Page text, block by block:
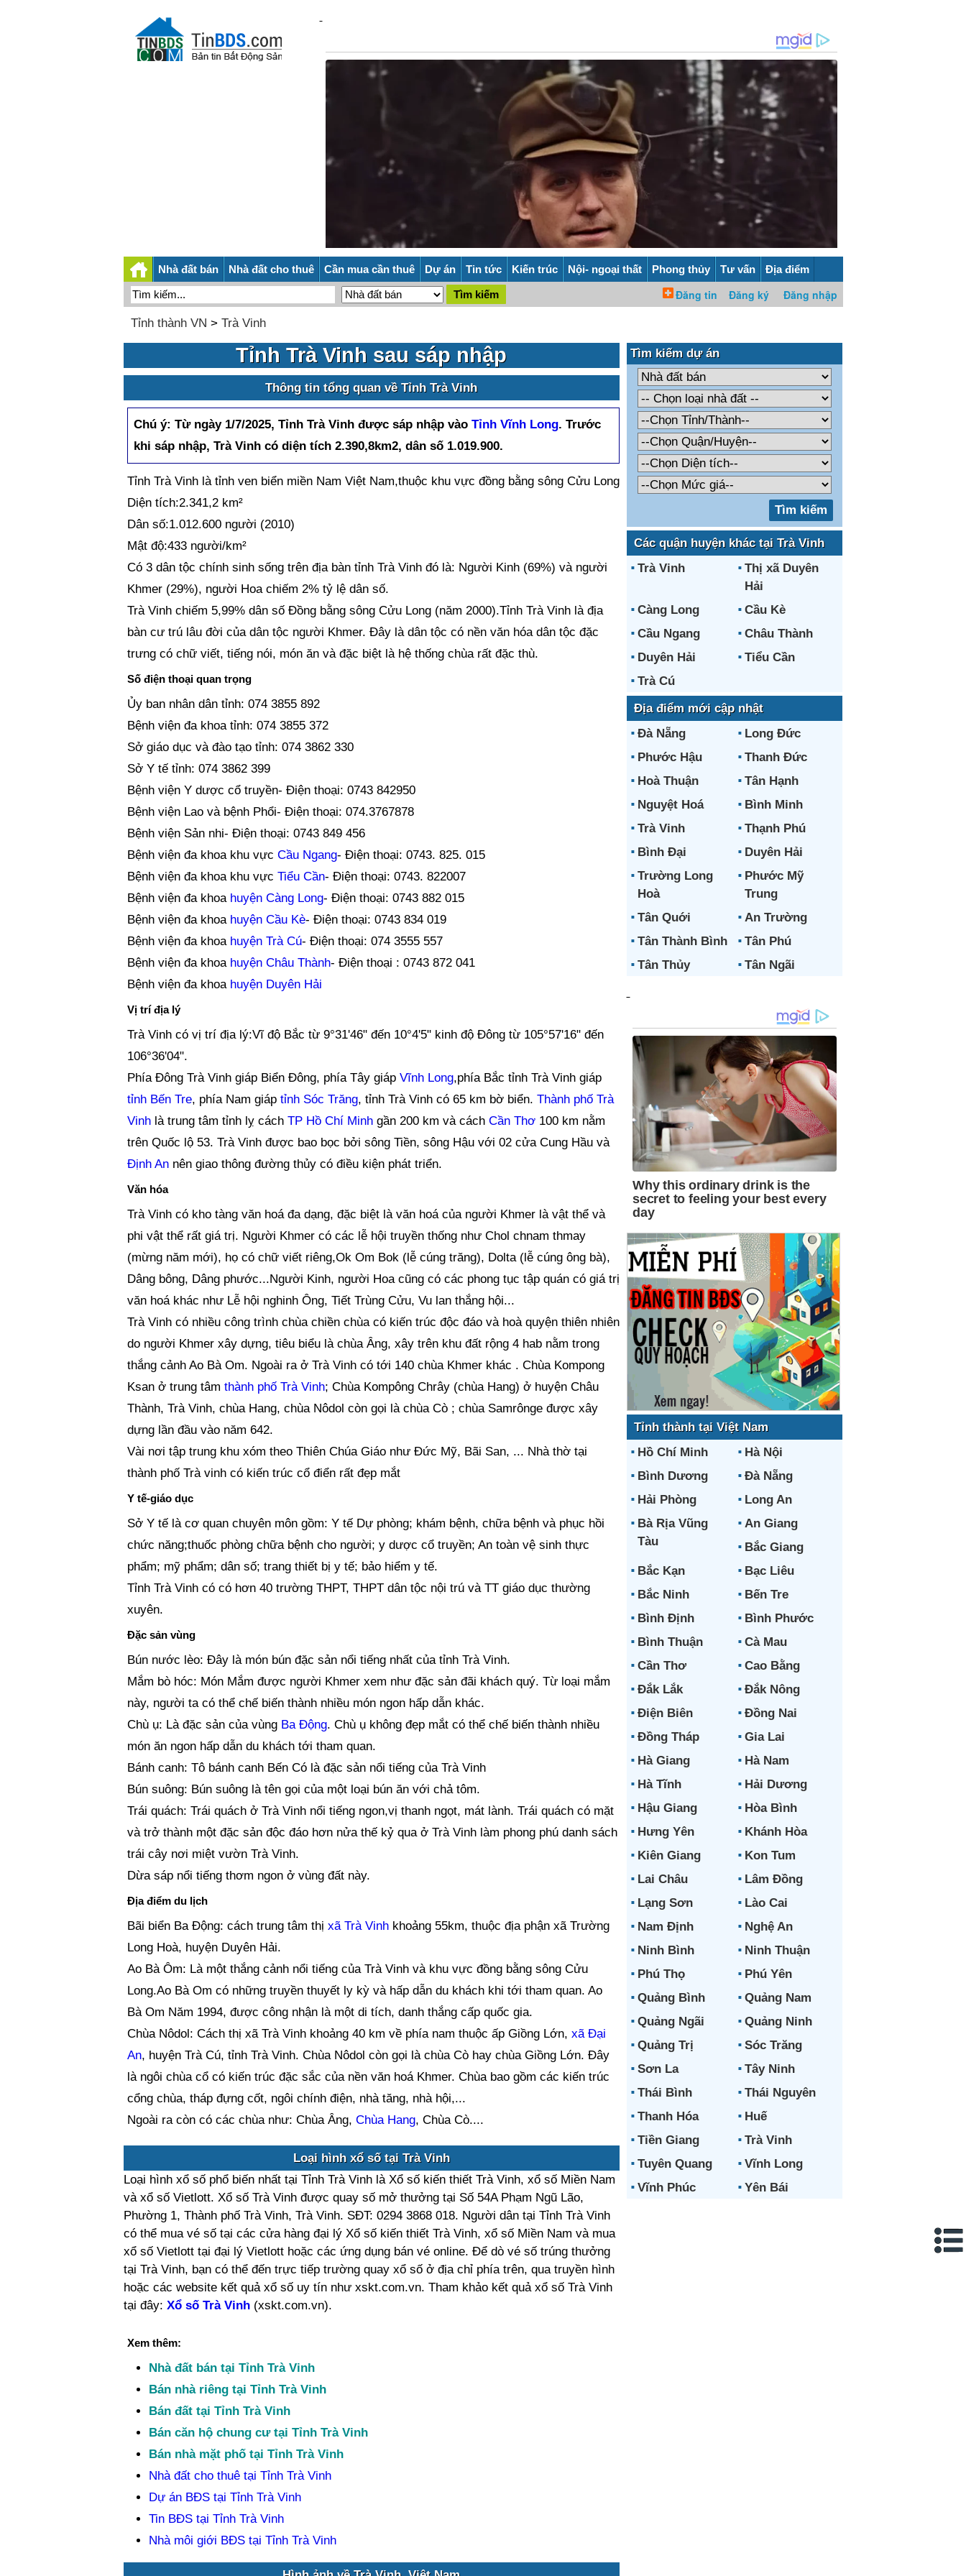
Nhà đất bán Nhà đất cho thuê Cần mua cần thuê Dự án Tin tức Kiến trúc Nội- ngoại thất Phong thủy Tư vấn Địa điểm
Tỉnh thành VN > Trà Vinh
Tỉnh Trà Vinh sau sáp nhập
Thông tin tổng quan về Tỉnh Trà Vinh
Chú ý: Từ ngày 1/7/2025, Tỉnh Trà Vinh được sáp nhập vào Tỉnh Vĩnh Long. Trước
khi sáp nhập, Trà Vinh có diện tích 2.390,8km2, dân số 1.019.900.
Tỉnh Trà Vinh là tỉnh ven biển miền Nam Việt Nam,thuộc khu vực đồng bằng sông Cửu Long
Diện tích:2.341,2 km²
Dân số:1.012.600 người (2010)
Mật độ:433 người/km²
Có 3 dân tộc chính sinh sống trên địa bàn tỉnh Trà Vinh đó là: Người Kinh (69%) và người
Khmer (29%), người Hoa chiếm 2% tỷ lệ dân số.
Trà Vinh chiếm 5,99% dân số Đồng bằng sông Cửu Long (năm 2000).Tỉnh Trà Vinh là địa
bàn cư trú lâu đời của dân tộc người Khmer. Đây là dân tộc có nền văn hóa dân tộc đặc
trưng có chữ viết, tiếng nói, món ăn và đặc biệt là hệ thống chùa rất đặc thù.
Số điện thoại quan trọng
Ủy ban nhân dân tỉnh: 074 3855 892
Bệnh viện đa khoa tỉnh: 074 3855 372
Sở giáo dục và đào tạo tỉnh: 074 3862 330
Sở Y tế tỉnh: 074 3862 399
Bệnh viện Y dược cổ truyền- Điện thoại: 0743 842950
Bệnh viện Lao và bệnh Phổi- Điện thoại: 074.3767878
Bệnh viện Sản nhi- Điện thoại: 0743 849 456
Bệnh viện đa khoa khu vực Cầu Ngang- Điện thoại: 0743. 825. 015
Bệnh viện đa khoa khu vực Tiểu Cần- Điện thoại: 0743. 822007
Bệnh viện đa khoa huyện Càng Long- Điện thoại: 0743 882 015
Bệnh viện đa khoa huyện Cầu Kè- Điện thoại: 0743 834 019
Bệnh viện đa khoa huyện Trà Cú- Điện thoại: 074 3555 557
Bệnh viện đa khoa huyện Châu Thành- Điện thoại : 0743 872 041
Bệnh viện đa khoa huyện Duyên Hải
Vị trí địa lý
Trà Vinh có vị trí địa lý:Vĩ độ Bắc từ 9°31'46" đến 10°4'5" kinh độ Đông từ 105°57'16" đến
106°36'04".
Phía Đông Trà Vinh giáp Biển Đông, phía Tây giáp Vĩnh Long,phía Bắc tỉnh Trà Vinh giáp
tỉnh Bến Tre, phía Nam giáp tỉnh Sóc Trăng, tỉnh Trà Vinh có 65 km bờ biển. Thành phố Trà
Vinhlà trung tâm tỉnh lỵ cách TP Hồ Chí Minhgần 200 km và cách Cần Thơ100 km nằm
trên Quốc lộ 53. Trà Vinh được bao bọc bởi sông Tiền, sông Hậu với 02 cửa Cung Hầu và
Định Annên giao thông đường thủy có điều kiện phát triển.
Văn hóa
Trà Vinh có kho tàng văn hoá đa dạng, đặc biệt là văn hoá của người Khmer là vật thể và
phi vật thể rất giá trị. Người Khmer có các lễ hội truyền thống như Chol chnam thmay
(mừng năm mới), họ có chữ viết riêng,Ok Om Bok (lễ cúng trăng), Dolta (lễ cúng ông bà),
Dâng bông, Dâng phước...Người Kinh, người Hoa cũng có các phong tục tập quán có giá trị
văn hoá khác như Lễ hội nghinh Ông, Tiết Trùng Cửu, Vu lan thắng hội...
Trà Vinh có nhiều công trình chùa chiền chùa có kiến trúc độc đáo và hoà quyện thiên nhiên
do người Khmer xây dựng, tiêu biểu là chùa Âng, xây trên khu đất rộng 4 hab nằm trong
thắng cảnh Ao Bà Om. Ngoài ra ở Trà Vinh có tới 140 chùa Khmer khác . Chùa Kompong
Ksan ở trung tâm thành phố Trà Vinh; Chùa Kompông Chrây (chùa Hang) ở huyện Châu
Thành, Trà Vinh, chùa Hang, chùa Nôdol còn gọi là chùa Cò ; chùa Samrônge được xây
dựng lần đầu vào năm 642.
Vài nơi tập trung khu xóm theo Thiên Chúa Giáo như Đức Mỹ, Bãi San, ... Nhà thờ tại
thành phố Trà vinh có kiến trúc cổ điển rất đẹp mắt
Y tế-giáo dục
Sở Y tế là cơ quan chuyên môn gồm: Y tế Dự phòng; khám bệnh, chữa bệnh và phục hồi
chức năng;thuốc phòng chữa bệnh cho người; y dược cổ truyền; An toàn vệ sinh thực
phẩm; mỹ phẩm; dân số; trang thiết bị y tế; bảo hiểm y tế.
Tỉnh Trà Vinh có có hơn 40 trường THPT, THPT dân tộc nội trú và TT giáo dục thường
xuyên.
Đặc sản vùng
Bún nước lèo: Đây là món bún đặc sản nổi tiếng nhất của tỉnh Trà Vinh.
Mắm bò hóc: Món Mắm được người Khmer xem như đặc sản đãi khách quý. Từ loại mắm
này, người ta có thể chế biến thành nhiều món ngon hấp dẫn khác.
Chù ụ: Là đặc sản của vùng Ba Động. Chù ụ không đẹp mắt có thể chế biến thành nhiều
món ăn ngon hấp dẫn du khách tới tham quan.
Bánh canh: Tô bánh canh Bến Có là đặc sản nổi tiếng của Trà Vinh
Bún suông: Bún suông là tên gọi của một loại bún ăn với chả tôm.
Trái quách: Trái quách ở Trà Vinh nổi tiếng ngon,vị thanh ngọt, mát lành. Trái quách có mặt
và trở thành một đặc sản độc đáo hơn nửa thế kỷ qua ở Trà Vinh làm phong phú danh sách
trái cây nơi miệt vườn Trà Vinh.
Dừa sáp nổi tiếng thơm ngon ở vùng đất này.
Địa điểm du lịch
Bãi biển Ba Động: cách trung tâm thị xã Trà Vinhkhoảng 55km, thuộc địa phận xã Trường
Long Hoà, huyện Duyên Hải.
Ao Bà Ôm: Là một thắng cảnh nổi tiếng của Trà Vinh và khu vực đồng bằng sông Cửu
Long.Ao Bà Om có những truyền thuyết ly kỳ và hấp dẫn du khách khi tới tham quan. Ao
Bà Om Năm 1994, được công nhận là một di tích, danh thắng cấp quốc gia.
Chùa Nôdol: Cách thị xã Trà Vinh khoảng 40 km về phía nam thuộc ấp Giồng Lớn, xã Đại
An, huyện Trà Cú, tỉnh Trà Vinh. Chùa Nôdol còn gọi là chùa Cò hay chùa Giồng Lớn. Đây
là ngôi chùa cổ có kiến trúc đặc sắc của nền văn hoá Khmer. Chùa bao gồm các kiến trúc
cổng chùa, tháp đựng cốt, ngôi chính điện, nhà tăng, nhà hội,...
Ngoài ra còn có các chùa như: Chùa Âng, Chùa Hang, Chùa Cò....
Loại hình xổ số tại Trà Vinh
Loại hình xổ số phổ biến nhất tại Tỉnh Trà Vinh là Xổ số kiến thiết Trà Vinh, xổ số Miền Nam
và xổ số Vietlott. Xổ số Trà Vinh được quay số mở thưởng tại Số 54A Phạm Ngũ Lão,
Phường 1, Thành phố Trà Vinh, Trà Vinh. SĐT: 0294 3868 018. Người dân tại Tỉnh Trà Vinh
có thể mua vé số tại các cửa hàng đại lý Xổ số kiến thiết Trà Vinh, xổ số Miền Nam và mua
xổ số Vietlott tại đại lý Vietlott hoặc các ứng dụng bán vé online. Để dò vé số trúng thưởng
tại Trà Vinh, bạn có thể đến trực tiếp trường quay xổ số ở địa chỉ phía trên, qua truyền hình
hoặc các website kết quả xổ số uy tín như xskt.com.vn. Tham khảo kết quả xổ số Trà Vinh
tại đây: Xổ số Trà Vinh(xskt.com.vn).
Xem thêm:
Nhà đất bán tại Tỉnh Trà Vinh
Bán nhà riêng tại Tỉnh Trà Vinh
Bán đất tại Tỉnh Trà Vinh
Bán căn hộ chung cư tại Tỉnh Trà Vinh
Bán nhà mặt phố tại Tỉnh Trà Vinh
Nhà đất cho thuê tại Tỉnh Trà Vinh
Dự án BĐS tại Tỉnh Trà Vinh
Tin BĐS tại Tỉnh Trà Vinh
Nhà môi giới BĐS tại Tỉnh Trà Vinh
Tìm kiếm dự án
Các quận huyện khác tại Trà Vinh
Trà Vinh
Thị xã Duyên
Hải
Càng Long
Cầu Kè
Cầu Ngang
Châu Thành
Duyên Hải
Tiểu Cần
Trà Cú
Địa điểm mới cập nhật
Đà Nẵng
Long Đức
Phước Hậu
Thanh Đức
Hoà Thuận
Tân Hạnh
Nguyệt Hoá
Bình Minh
Trà Vinh
Thạnh Phú
Bình Đại
Duyên Hải
Trường Long
Hoà
Phước Mỹ
Trung
Tân Quới
An Trường
Tân Thành Bình
Tân Phú
Tân Thủy
Tân Ngãi
Tỉnh thành tại Việt Nam
Hồ Chí Minh
Hà Nội
Bình Dương
Đà Nẵng
Hải Phòng
Long An
Bà Rịa Vũng
Tàu
An Giang
Bắc Giang
Bắc Kạn
Bạc Liêu
Bắc Ninh
Bến Tre
Bình Định
Bình Phước
Bình Thuận
Cà Mau
Cần Thơ
Cao Bằng
Đắk Lắk
Đắk Nông
Điện Biên
Đồng Nai
Đồng Tháp
Gia Lai
Hà Giang
Hà Nam
Hà Tĩnh
Hải Dương
Hậu Giang
Hòa Bình
Hưng Yên
Khánh Hòa
Kiên Giang
Kon Tum
Lai Châu
Lâm Đồng
Lạng Sơn
Lào Cai
Nam Định
Nghệ An
Ninh Bình
Ninh Thuận
Phú Thọ
Phú Yên
Quảng Bình
Quảng Nam
Quảng Ngãi
Quảng Ninh
Quảng Trị
Sóc Trăng
Sơn La
Tây Ninh
Thái Bình
Thái Nguyên
Thanh Hóa
Huế
Tiền Giang
Trà Vinh
Tuyên Quang
Vĩnh Long
Vĩnh Phúc
Yên Bái